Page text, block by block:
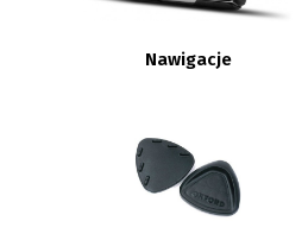
Nawigacje